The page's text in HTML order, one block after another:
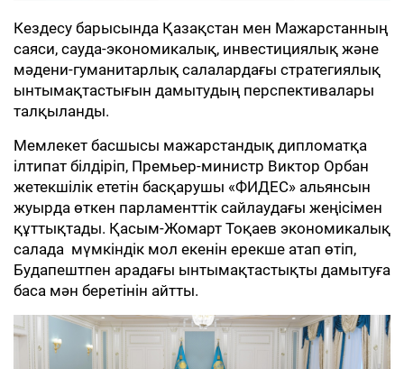
Кездесу барысында Қазақстан мен Мажарстанның
саяси, сауда-экономикалық, инвестициялық және
мәдени-гуманитарлық салалардағы стратегиялық
ынтымақтастығын дамытудың перспективалары
талқыланды.
Мемлекет басшысы мажарстандық дипломатқа
ілтипат білдіріп, Премьер-министр Виктор Орбан
жетекшілік ететін басқарушы «ФИДЕС» альянсын
жуырда өткен парламенттік сайлаудағы жеңісімен
құттықтады. Қасым-Жомарт Тоқаев экономикалық
салада мүмкіндік мол екенін ерекше атап өтіп,
Будапештпен арадағы ынтымақтастықты дамытуға
баса мән беретінін айтты.